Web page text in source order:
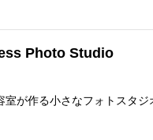
Photo Studio
室が作る小さなフォトスタジ